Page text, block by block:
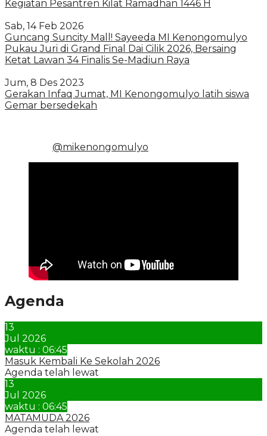
Kegiatan Pesantren Kilat Ramadhan 1446 H
Sab, 14 Feb 2026
Guncang Suncity Mall! Sayeeda MI Kenongomulyo
Pukau Juri di Grand Final Dai Cilik 2026, Bersaing
Ketat Lawan 34 Finalis Se-Madiun Raya
Jum, 8 Des 2023
Gerakan Infaq Jumat, MI Kenongomulyo latih siswa
Gemar bersedekah
@mikenongomulyo
Agenda
13
Jul 2026
waktu : 06:45
Masuk Kembali Ke Sekolah 2026
Agenda telah lewat
13
Jul 2026
waktu : 06:45
MATAMUDA 2026
Agenda telah lewat